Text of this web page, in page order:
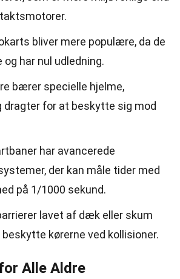
bliver mere populære, da de
har nul udledning.
bærer specielle hjelme,
dragter for at beskytte sig mod
har avancerede
der kan måle tider med
på 1/1000 sekund.
lavet af dæk eller skum
kørerne ved kollisioner.
Alle Aldre